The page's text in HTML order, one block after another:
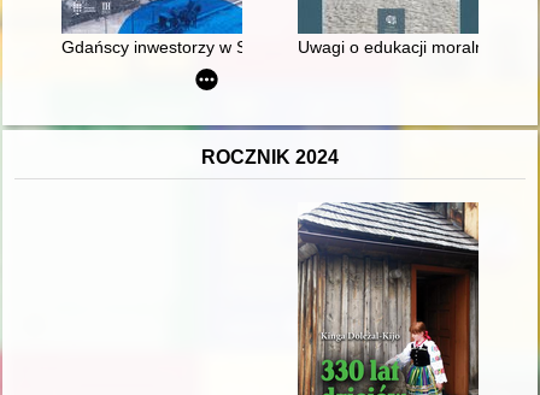
Gdańscy inwestorzy w Sopocie : prestiż finansowy i
Uwagi o edukacji moralnej
ROCZNIK 2024